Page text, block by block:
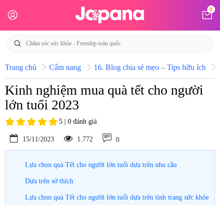
0
Trang chủ Cẩm nang 16. Blog chia sẻ mẹo – Tips hữu ích
Kinh nghiệm mua quà tết cho người
lớn tuổi 2023
5 | 0 đánh giá
15/11/2023 1.772 0
Lựa chọn quà Tết cho người lớn tuổi dựa trên nhu cầu
Dựa trên sở thích
Lựa chọn quà Tết cho người lớn tuổi dựa trên tình trạng sức khỏe